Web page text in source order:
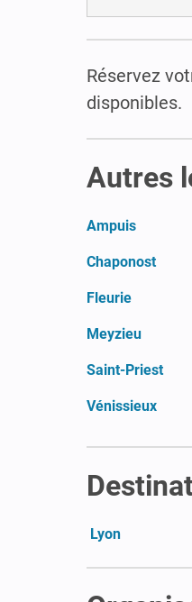
Réservez
disponibles.
Autres
Ampuis
Chaponost
Fleurie
Meyzieu
Saint-Priest
Vénissieux
Lyon